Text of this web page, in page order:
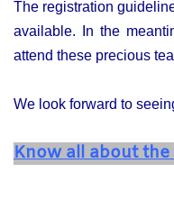
The registration
available. In the
attend these precious
We look forward to
Know all about